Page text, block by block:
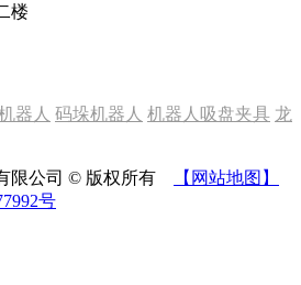
楼
器人 码垛机器人 机器人吸盘夹具 龙
限公司 © 版权所有
【网站地图】
号